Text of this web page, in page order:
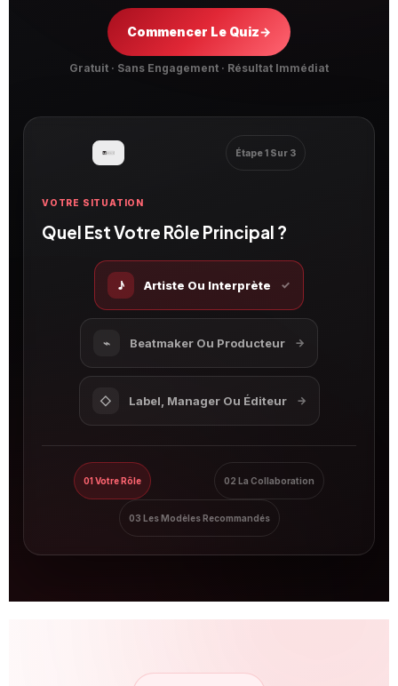
Commencer Le Quiz→
Gratuit · Sans Engagement · Résultat Immédiat
Étape 1 Sur 3
VOTRE SITUATION
Quel Est Votre Rôle Principal ?
♪ Artiste Ou Interprète ✓
⌁ Beatmaker Ou Producteur →
◇ Label, Manager Ou Éditeur →
01 Votre Rôle 02 La Collaboration
03 Les Modèles Recommandés